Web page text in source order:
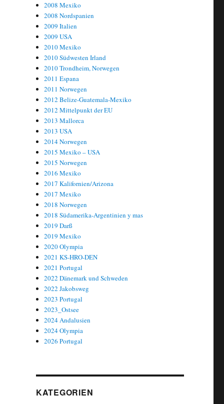
2008 Mexiko
2008 Nordspanien
2009 Italien
2009 USA
2010 Mexiko
2010 Südwesten Irland
2010 Trondheim, Norwegen
2011 Espana
2011 Norwegen
2012 Belize-Guatemala-Mexiko
2012 Mittelpunkt der EU
2013 Mallorca
2013 USA
2014 Norwegen
2015 Mexiko – USA
2015 Norwegen
2016 Mexiko
2017 Kalifornien/Arizona
2017 Mexiko
2018 Norwegen
2018 Südamerika-Argentinien y mas
2019 Darß
2019 Mexiko
2020 Olympia
2021 KS-HRO-DEN
2021 Portugal
2022 Dänemark und Schweden
2022 Jakobsweg
2023 Portugal
2023_Ostsee
2024 Andalusien
2024 Olympia
2026 Portugal
KATEGORIEN